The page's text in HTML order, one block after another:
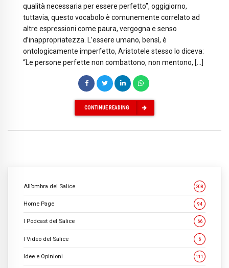
qualità necessaria per essere perfetto”, oggigiorno,
tuttavia, questo vocabolo è comunemente correlato ad
altre espressioni come paura, vergogna e senso
d’inappropriatezza. L’essere umano, bensì, è
ontologicamente imperfetto, Aristotele stesso lo diceva:
“Le persone perfette non combattono, non mentono, […]
CONTINUE READING
All’ombra del Salice 208
Home Page 94
I Podcast del Salice 66
I Video del Salice 6
Idee e Opinioni 111